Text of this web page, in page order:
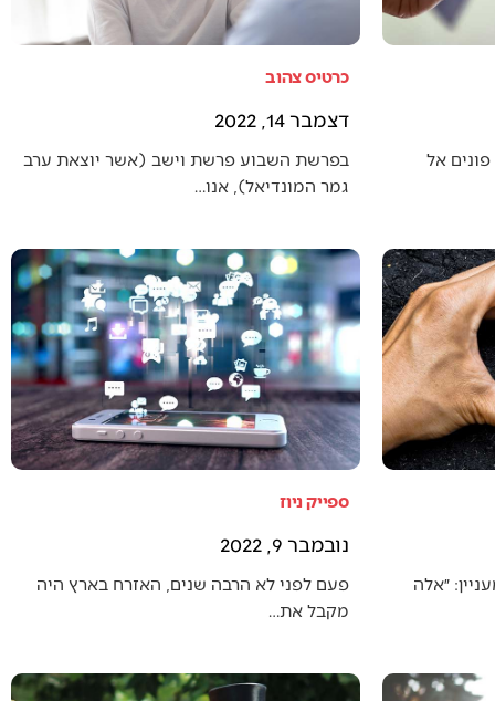
אל
כרטיס צהוב
דצמבר 14, 2022
בפרשת השבוע פרשת וישב (אשר יוצאת ערב
גמר המונדיאל), אנו…
״אלה
ספייק ניוז
נובמבר 9, 2022
פעם לפני לא הרבה שנים, האזרח בארץ היה
מקבל את…